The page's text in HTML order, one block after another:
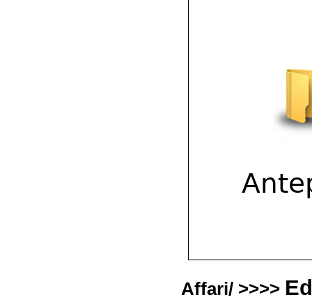
Affari/ >>>>